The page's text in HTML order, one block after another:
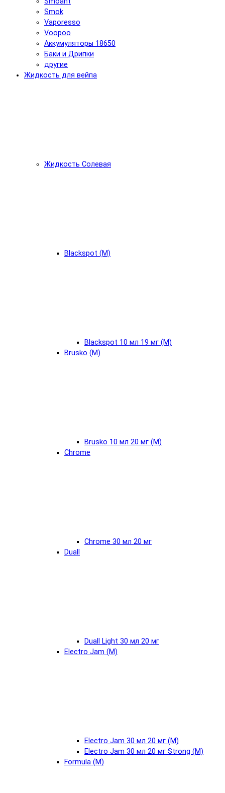
Smok
Vaporesso
Voopoo
Аккумуляторы 18650
Баки и Дрипки
другие
Жидкость для вейпа
Жидкость Солевая
Blackspot (М)
Blackspot 10 мл 19 мг (М)
Brusko (М)
Brusko 10 мл 20 мг (М)
Chrome
Chrome 30 мл 20 мг
Duall
Duall Light 30 мл 20 мг
Electro Jam (М)
Electro Jam 30 мл 20 мг (М)
Electro Jam 30 мл 20 мг Strong (М)
Formula (М)